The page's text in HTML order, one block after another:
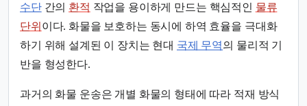
수단간의 환적 작업을 용이하게 만드는 핵심적인 물류
단위 이다. 화물을 보호하는 동시에 하역 효율을 극대화
하기 위해 설계된 이 장치는 현대 국제 무역의 물리적 기
반을 형성한다.
과거의 화물 운송은 개별 화물의 형태에 따라 적재 방식